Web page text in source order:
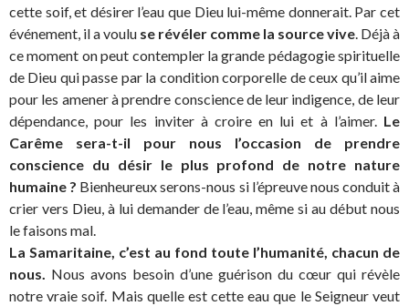
cette soif, et désirer l’eau que Dieu lui-même donnerait. Par cet
événement, il a voulu se révéler comme la source vive. Déjà à
ce moment on peut contempler la grande pédagogie spirituelle
de Dieu qui passe par la condition corporelle de ceux qu’il aime
pour les amener à prendre conscience de leur indigence, de leur
dépendance, pour les inviter à croire en lui et à l’aimer. Le
Carême sera-t-il pour nous l’occasion de prendre
conscience du désir le plus profond de notre nature
humaine ? Bienheureux serons-nous si l’épreuve nous conduit à
crier vers Dieu, à lui demander de l’eau, même si au début nous
le faisons mal.
La Samaritaine, c’est au fond toute l’humanité, chacun de
nous. Nous avons besoin d’une guérison du cœur qui révèle
notre vraie soif. Mais quelle est cette eau que le Seigneur veut